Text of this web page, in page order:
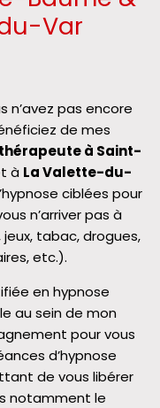
Var
n’avez pas encore
de mes
à Saint-
à La Valette-du-
ciblées pour
n’arriver pas à
tabac, drogues,
etc.).
en hypnose
au sein de mon
pour vous
d’hypnose
de vous libérer
notamment le